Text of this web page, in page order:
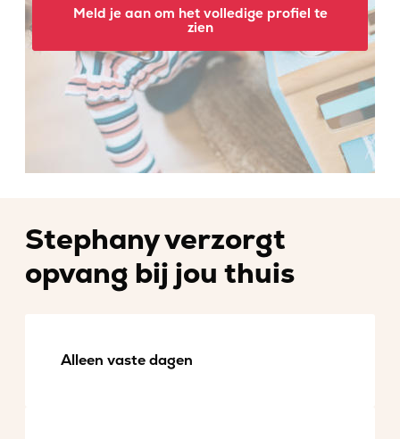
Meld je aan om het volledige profiel te
zien
Stephany verzorgt
opvang bij jou thuis
Alleen vaste dagen